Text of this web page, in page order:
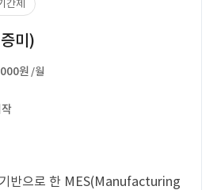
간제
미)
원 /월
반으로 한 MES(Manufacturing